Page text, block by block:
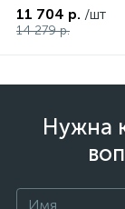
11 704 р. /шт
14 279 р.
Нужна